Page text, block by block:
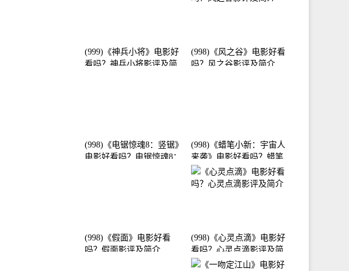
(999)《神兵小将》电影好
看吗？神兵小将影评及简
(998)《风之谷》电影好看
吗？风之谷影评及简介
(998)《电锯惊魂8：竖锯》
电影好看吗？电锯惊魂8：
(998)《蜡笔小新：宇宙人
来袭》电影好看吗？蜡笔
小新：宇宙人来袭影评及
简介
(998)《假面》电影好看
吗？假面影评及简介
(998)《心灵点滴》电影好
看吗？心灵点滴影评及简
介